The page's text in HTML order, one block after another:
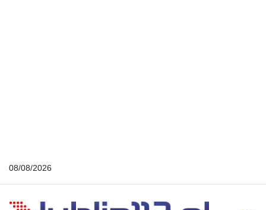
08/08/2026